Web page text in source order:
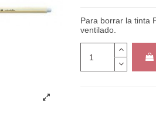
Para borrar la tinta
ventilado.